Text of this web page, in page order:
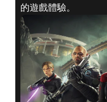
的遊戲體驗。